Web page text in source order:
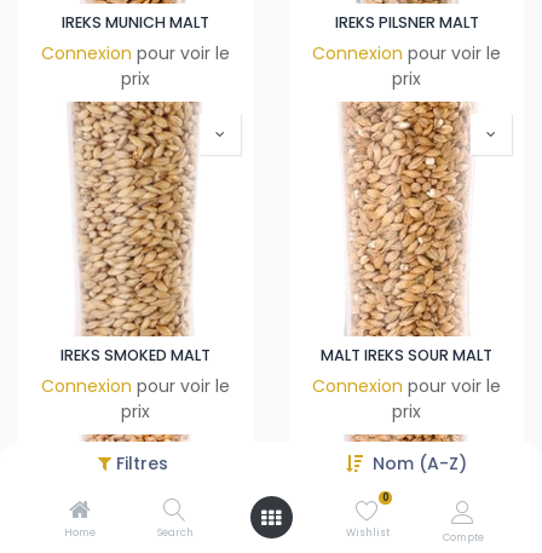
Filtres Nom (A-Z)
Home Search
0
Wishlist Compte
IREKS MUNICH MALT
Connexion pour voir le
prix
IREKS PILSNER MALT
Connexion pour voir le
prix
IREKS SMOKED MALT
Connexion pour voir le
prix
MALT IREKS SOUR MALT
Connexion pour voir le
prix